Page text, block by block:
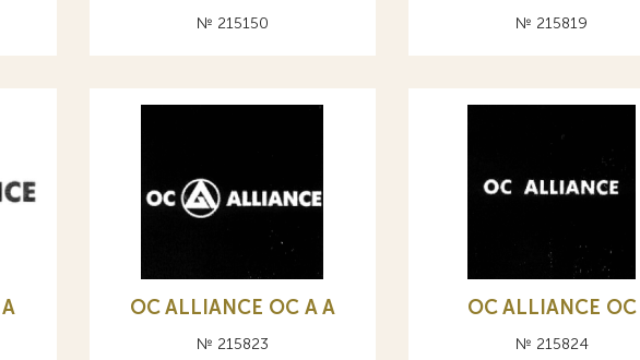
№ 215150 № 215819
OC ALLIANCE ОС A А
№ 215823
OC ALLIANCE ОС
№ 215824